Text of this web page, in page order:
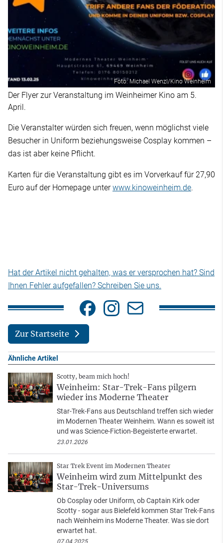
Foto: Michael Wenzl/Kino Weinheim
Der Flyer zur Veranstaltung im Weinheimer Kino am 5.
April.
Die Veranstalter würden sich freuen, wenn möglichst viele
Besucher in Uniform beziehungsweise Cosplay kommen –
das ist aber keine Pflicht.
Karten für die Veranstaltung gibt es im Vorverkauf für 27,90
Euro auf der Homepage unterwww.kinoweinheim.de.
Hat der Artikel nicht gehalten, was er versprochen hat? Sind
Ihnen Fehler aufgefallen? Schreiben Sie uns.
Zur Startseite
Ähnliche Artikel
Scotty, beam mich hoch!
Weinheim: Star-Trek-Fans pilgern
wieder ins Moderne Theater
Star-Trek-Fans aus Deutschland treffen sich wieder
im Modernen Theater Weinheim. Wann es soweit ist
und was Science-Fiction-Begeisterte erwartet.
23.01.2026
Star Trek Event im Modernen Theater
Weinheim wird zum Mittelpunkt des
Star-Trek-Universums
Ob Cosplay oder Uniform, ob Captain Kirk oder
Scotty - sogar aus Bielefeld kommen Star Trek-Fans
nach Weinheim ins Moderne Theater. Was sie dort
erwartet hat.
07.04.2025